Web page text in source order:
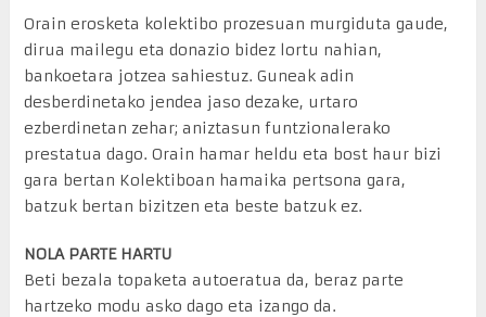
Orain erosketa kolektibo prozesuan murgiduta gaude,
dirua mailegu eta donazio bidez lortu nahian,
bankoetara jotzea sahiestuz. Guneak adin
desberdinetako jendea jaso dezake, urtaro
ezberdinetan zehar; aniztasun funtzionalerako
prestatua dago. Orain hamar heldu eta bost haur bizi
gara bertan Kolektiboan hamaika pertsona gara,
batzuk bertan bizitzen eta beste batzuk ez.
NOLA PARTE HARTU
Beti bezala topaketa autoeratua da, beraz parte
hartzeko modu asko dago eta izango da.